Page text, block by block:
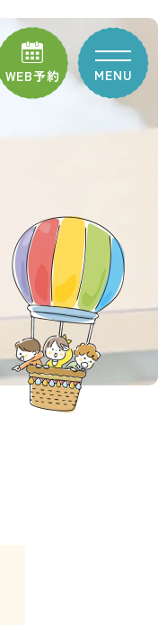
WEB予約 MENU